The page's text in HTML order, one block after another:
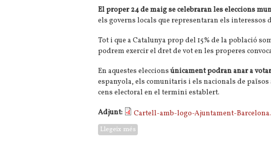
El proper 24 de maig se celebraran les eleccions
els governs locals que representaran els
Tot i que a Catalunya prop del 15% de la població
podrem exercir el dret de vot en les properes
En aquestes eleccionsúnicament podran anar a votar
espanyola, els comunitaris i els nacionals de
cens electoral en el termini establert.
Adjunt: Cartell-amb-logo-Ajuntament-
Llegeix més